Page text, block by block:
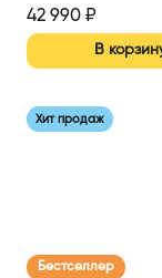
42 990 ₽
В
Хит продаж
Бестселлер